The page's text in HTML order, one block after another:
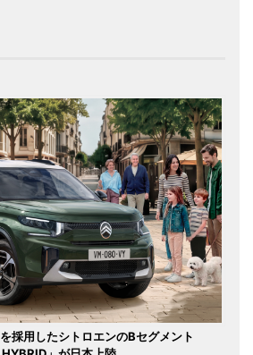
採用したシトロエンのBセグメント